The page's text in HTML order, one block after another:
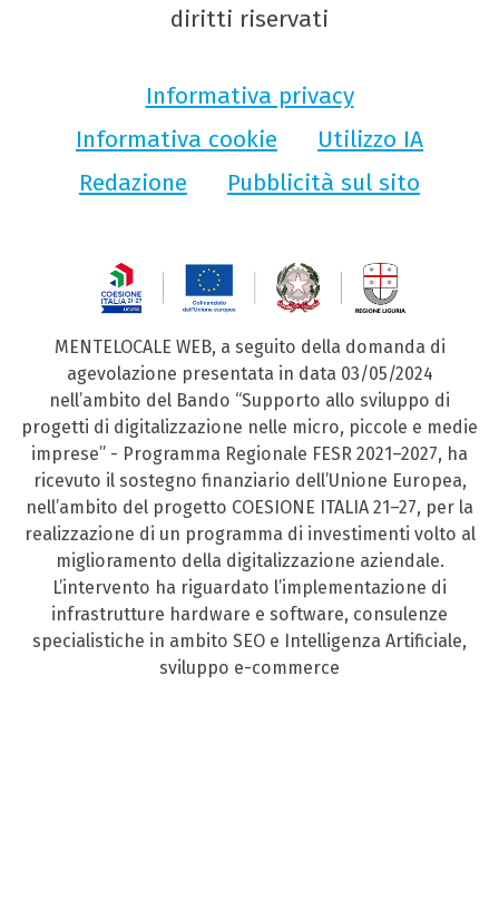
diritti riservati
Informativa privacy
Informativa cookie
Utilizzo IA
Redazione
Pubblicità sul sito
MENTELOCALE WEB, a seguito della domanda di
agevolazione presentata in data 03/05/2024
nell’ambito del Bando “Supporto allo sviluppo di
progetti di digitalizzazione nelle micro, piccole e medie
imprese” - Programma Regionale FESR 2021–2027, ha
ricevuto il sostegno finanziario dell’Unione Europea,
nell’ambito del progetto COESIONE ITALIA 21–27, per la
realizzazione di un programma di investimenti volto al
miglioramento della digitalizzazione aziendale.
L’intervento ha riguardato l’implementazione di
infrastrutture hardware e software, consulenze
specialistiche in ambito SEO e Intelligenza Artificiale,
sviluppo e-commerce